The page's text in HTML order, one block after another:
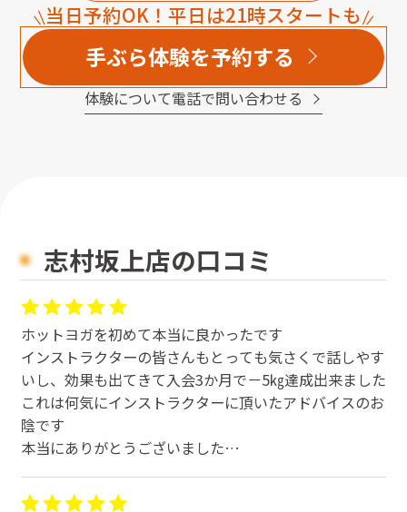
当日予約OK！平日は21時スタートも
手ぶら体験を予約する
体験について電話で問い合わせる
志村坂上店の口コミ
ホットヨガを初めて本当に良かったです
インストラクターの皆さんもとっても気さくで話しやす
いし、効果も出てきて入会3か月で－5㎏達成出来ました
これは何気にインストラクターに頂いたアドバイスのお
陰です
本当にありがとうございました